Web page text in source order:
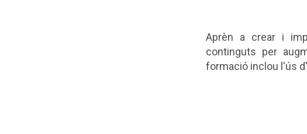
Aprèn a crear i
continguts per
formació inclou l'ús